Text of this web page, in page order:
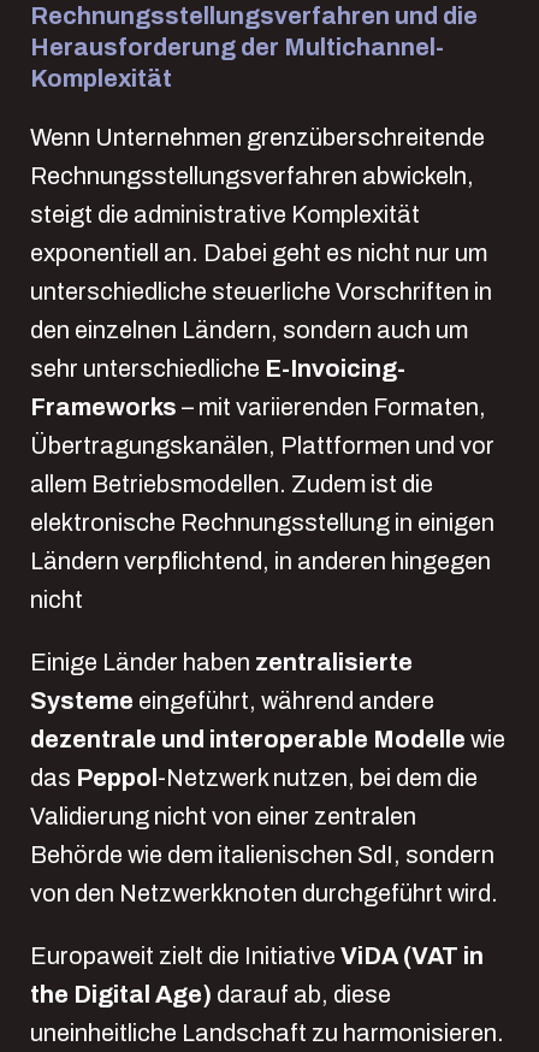
Rechnungsstellungsverfahren und die
Herausforderung der Multichannel-
Komplexität
Wenn Unternehmen grenzüberschreitende
Rechnungsstellungsverfahren abwickeln,
steigt die administrative Komplexität
exponentiell an. Dabei geht es nicht nur um
unterschiedliche steuerliche Vorschriften in
den einzelnen Ländern, sondern auch um
sehr unterschiedliche E-Invoicing-
Frameworks – mit variierenden Formaten,
Übertragungskanälen, Plattformen und vor
allem Betriebsmodellen. Zudem ist die
elektronische Rechnungsstellung in einigen
Ländern verpflichtend, in anderen hingegen
nicht
Einige Länder haben zentralisierte
Systeme eingeführt, während andere
dezentrale und interoperable Modelle wie
das Peppol -Netzwerk nutzen, bei dem die
Validierung nicht von einer zentralen
Behörde wie dem italienischen SdI, sondern
von den Netzwerkknoten durchgeführt wird.
Europaweit zielt die Initiative ViDA (VAT in
the Digital Age) darauf ab, diese
uneinheitliche Landschaft zu harmonisieren.